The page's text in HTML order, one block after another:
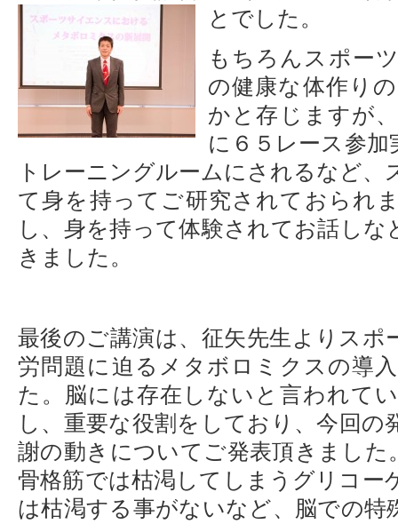
とでした。
もちろんスポー
の健康な体作り
かと存じますが
に６５レース参
トレーニングルームにされるなど
て身を持ってご研究されておられ
し、身を持って体験されてお話し
きました。
最後のご講演は、征矢先生よりスポ
労問題に迫るメタボロミクスの導
た。脳には存在しないと言われて
し、重要な役割をしており、今回
謝の動きについてご発表頂きました
骨格筋では枯渇してしまうグリコー
は枯渇する事がないなど、脳での特